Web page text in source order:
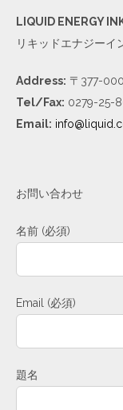
LIQUID ENERGY
リキッドエナジーイ
Address: 〒377-
Tel/Fax: 0279-25-
Email:
お問い合わせ
名前 (必須)
Email (必須)
題名